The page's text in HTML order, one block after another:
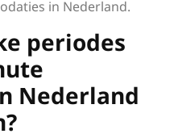
in Nederland.
periodes
Nederland